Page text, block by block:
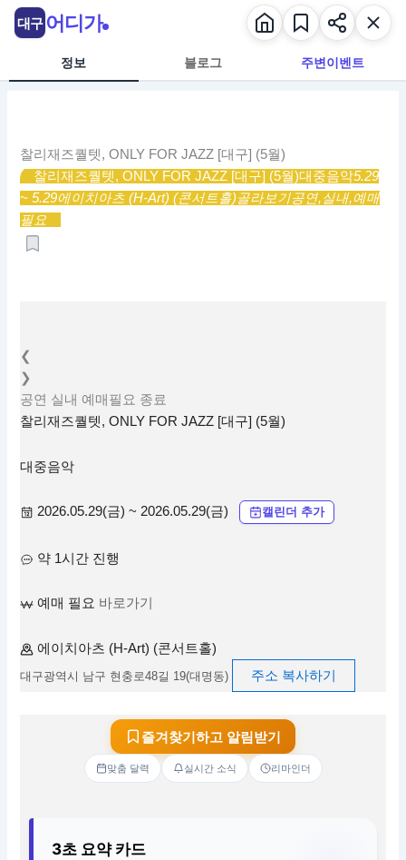
정보 블로그 주변이벤트
찰리재즈퀄텟, ONLY FOR JAZZ [대구] (5월)
찰리재즈퀄텟, ONLY FOR JAZZ [대구] (5월)대중음악5.29
~ 5.29에이치아츠 (H-Art) (콘서트홀)골라보기공연,실내,예매
필요
❮
❯
공연 실내 예매필요 종료
찰리재즈퀄텟, ONLY FOR JAZZ [대구] (5월)
대중음악
2026.05.29(금) ~ 2026.05.29(금) 캘린더 추가
약 1시간 진행
예매 필요 바로가기
에이치아츠 (H-Art) (콘서트홀)
대구광역시 남구 현충로48길 19(대명동) 주소 복사하기
즐겨찾기하고 알림받기
맞춤 달력 실시간 소식 리마인더
3초 요약 카드
대구 어디가